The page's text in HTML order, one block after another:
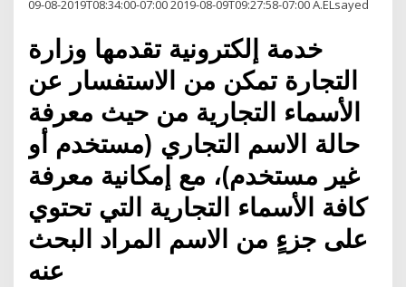
2019-08-09T08:34:00-07:00 2019-08-09T09:27:58-07:00 A.ELsayed
خدمة إلكترونية تقدمها وزارة
التجارة تمكن من الاستفسار عن
الأسماء التجارية من حيث معرفة
حالة الاسم التجاري (مستخدم أو
غير مستخدم)، مع إمكانية معرفة
كافة الأسماء التجارية التي تحتوي
على جزءٍ من الاسم المراد البحث
عنه